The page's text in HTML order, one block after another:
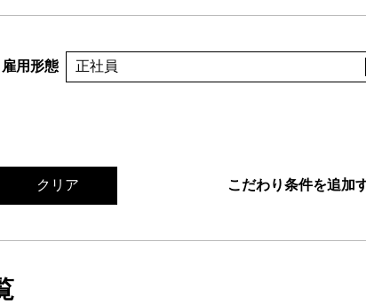
雇用形態 正社員
クリア こだわり条件を追加